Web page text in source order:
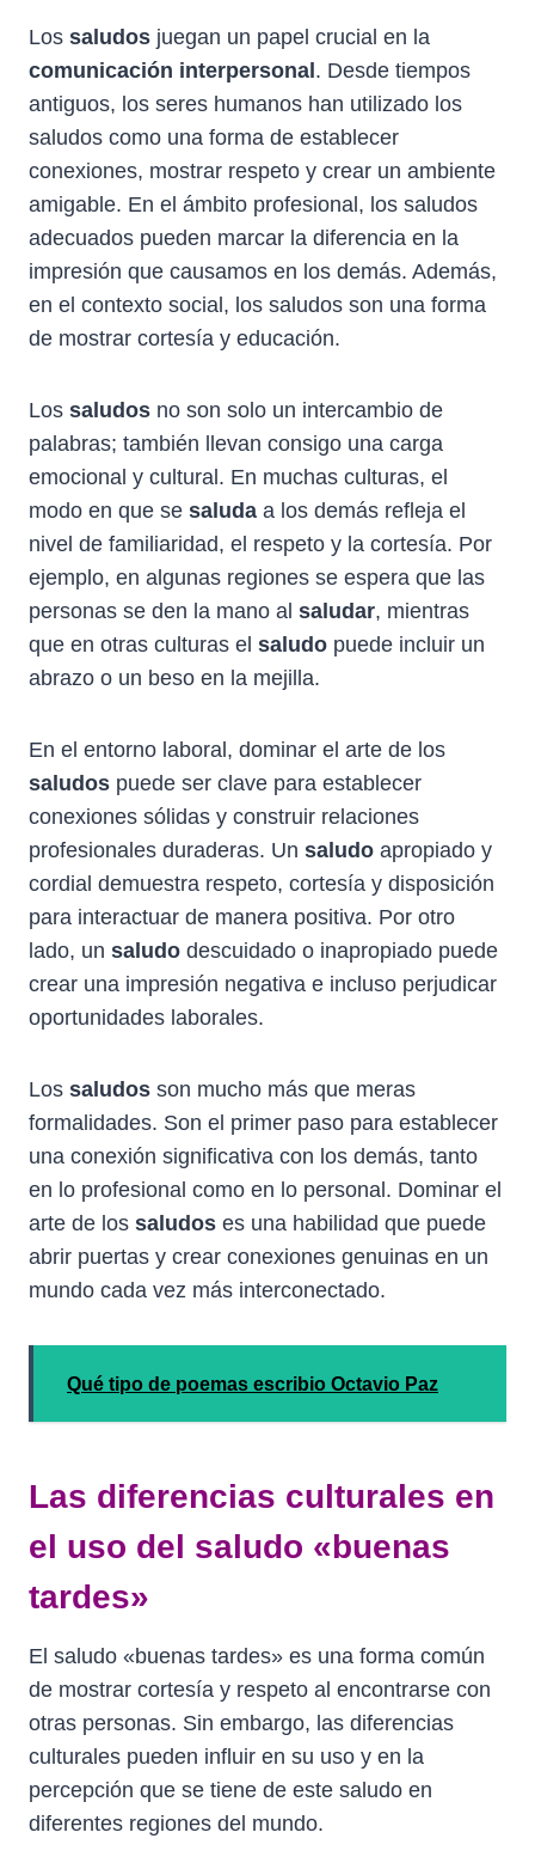
Los saludos juegan un papel crucial en la
comunicación interpersonal. Desde tiempos
antiguos, los seres humanos han utilizado los
saludos como una forma de establecer
conexiones, mostrar respeto y crear un ambiente
amigable. En el ámbito profesional, los saludos
adecuados pueden marcar la diferencia en la
impresión que causamos en los demás. Además,
en el contexto social, los saludos son una forma
de mostrar cortesía y educación.
Los saludos no son solo un intercambio de
palabras; también llevan consigo una carga
emocional y cultural. En muchas culturas, el
modo en que se saluda a los demás refleja el
nivel de familiaridad, el respeto y la cortesía. Por
ejemplo, en algunas regiones se espera que las
personas se den la mano al saludar, mientras
que en otras culturas el saludo puede incluir un
abrazo o un beso en la mejilla.
En el entorno laboral, dominar el arte de los
saludos puede ser clave para establecer
conexiones sólidas y construir relaciones
profesionales duraderas. Un saludo apropiado y
cordial demuestra respeto, cortesía y disposición
para interactuar de manera positiva. Por otro
lado, un saludo descuidado o inapropiado puede
crear una impresión negativa e incluso perjudicar
oportunidades laborales.
Los saludos son mucho más que meras
formalidades. Son el primer paso para establecer
una conexión significativa con los demás, tanto
en lo profesional como en lo personal. Dominar el
arte de los saludos es una habilidad que puede
abrir puertas y crear conexiones genuinas en un
mundo cada vez más interconectado.
Qué tipo de poemas escribio Octavio Paz
Las diferencias culturales en
el uso del saludo «buenas
tardes»
El saludo «buenas tardes» es una forma común
de mostrar cortesía y respeto al encontrarse con
otras personas. Sin embargo, las diferencias
culturales pueden influir en su uso y en la
percepción que se tiene de este saludo en
diferentes regiones del mundo.